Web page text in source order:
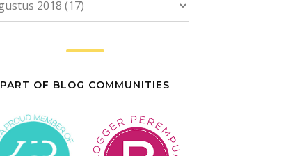
PART OF BLOG COMMUNITIES